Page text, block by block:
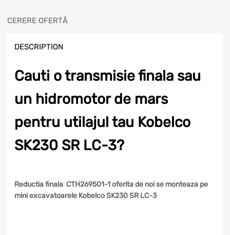
CERERE OFERTĂ
DESCRIPTION
Cauti o transmisie finala sau
un hidromotor de mars
pentru utilajul tau Kobelco
SK230 SR LC-3?
Reductia finala CTH269501-1 oferita de noi se monteaza pe
mini excavatoarele Kobelco SK230 SR LC-3